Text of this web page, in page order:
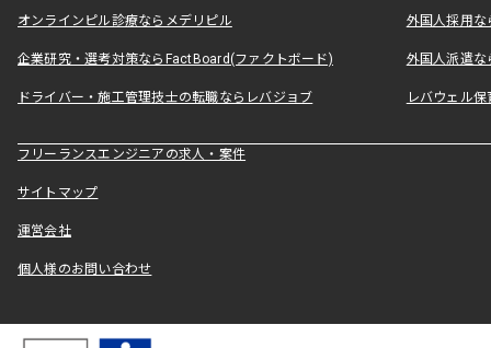
オンラインピル診療ならメデリピル 外国人採用
企業研究・選考対策ならFactBoard(ファクトボード) 外国人派遣な
ドライバー・施工管理技士の転職ならレバジョブ レバウェル
フリーランスエンジニアの求人・案件
サイトマップ
運営会社
個人様のお問い合わせ